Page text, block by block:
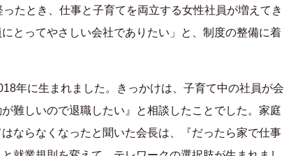
たとき、仕事と子育てを両立する女性社員が増えてき
とってやさしい会社でありたい」と、制度の整備に着
年に生まれました。きっかけは、子育て中の社員が会
難しいので退職したい』と相談したことでした。家庭
ならなくなったと聞いた会長は、『だったら家で仕事